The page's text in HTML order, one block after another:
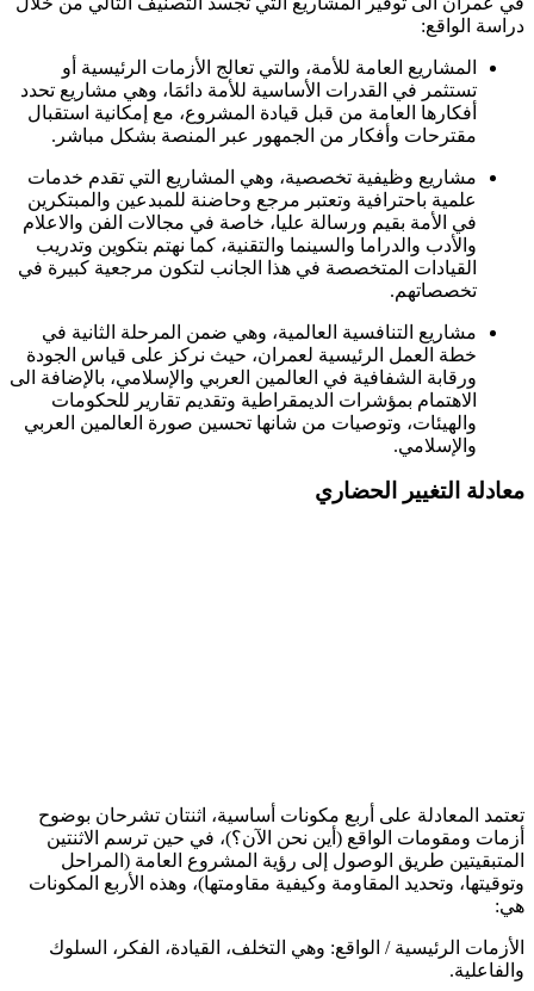
دراسة الواقع:
المشاريع العامة للأمة، والتي تعالج الأزمات الرئيسية أو
تستثمر في القدرات الأساسية للأمة دائمَا، وهي مشاريع تحدد
أفكارها العامة من قبل قيادة المشروع، مع إمكانية استقبال
مقترحات وأفكار من الجمهور عبر المنصة بشكل مباشر.
مشاريع وظيفية تخصصية، وهي المشاريع التي تقدم خدمات
علمية باحترافية وتعتبر مرجع وحاضنة للمبدعين والمبتكرين
في الأمة بقيم ورسالة عليا، خاصة في مجالات الفن والاعلام
والأدب والدراما والسينما والتقنية، كما نهتم بتكوين وتدريب
القيادات المتخصصة في هذا الجانب لتكون مرجعية كبيرة في
تخصصاتهم.
مشاريع التنافسية العالمية، وهي ضمن المرحلة الثانية في
خطة العمل الرئيسية لعمران، حيث نركز على قياس الجودة
ورقابة الشفافية في العالمين العربي والإسلامي، بالإضافة الى
الاهتمام بمؤشرات الديمقراطية وتقديم تقارير للحكومات
والهيئات، وتوصيات من شانها تحسين صورة العالمين العربي
والإسلامي.
معادلة التغيير الحضاري
تعتمد المعادلة على أربع مكونات أساسية، اثنتان تشرحان بوضوح
أزمات ومقومات الواقع (أين نحن الآن؟)، في حين ترسم الاثنتين
المتبقيتين طريق الوصول إلى رؤية المشروع العامة (المراحل
وتوقيتها، وتحديد المقاومة وكيفية مقاومتها)، وهذه الأربع المكونات
هي:
الأزمات الرئيسية / الواقع: وهي التخلف، القيادة، الفكر، السلوك
والفاعلية.